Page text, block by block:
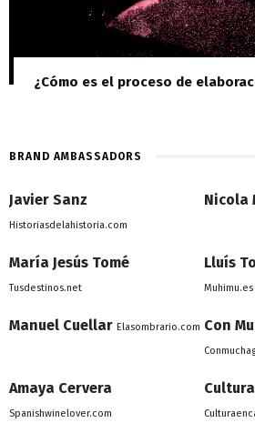
¿Cómo es el proceso de
BRAND AMBASSADORS
Javier Sanz
Historiasdelahistoria.com
Nicola
María Jesús Tomé
Tusdestinos.net
Lluís
Muhimu.es
Manuel Cuellar Elasombrario.com Con
Amaya Cervera
Spanishwinelover.com